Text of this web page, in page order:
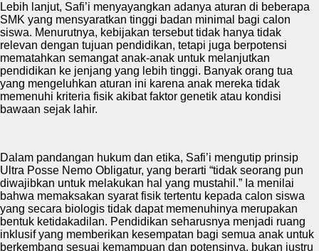
Lebih lanjut, Safi’i menyayangkan adanya aturan di beberapa
SMK yang mensyaratkan tinggi badan minimal bagi calon
siswa. Menurutnya, kebijakan tersebut tidak hanya tidak
relevan dengan tujuan pendidikan, tetapi juga berpotensi
mematahkan semangat anak-anak untuk melanjutkan
pendidikan ke jenjang yang lebih tinggi. Banyak orang tua
yang mengeluhkan aturan ini karena anak mereka tidak
memenuhi kriteria fisik akibat faktor genetik atau kondisi
bawaan sejak lahir.
Dalam pandangan hukum dan etika, Safi’i mengutip prinsip
Ultra Posse Nemo Obligatur, yang berarti “tidak seorang pun
diwajibkan untuk melakukan hal yang mustahil.” Ia menilai
bahwa memaksakan syarat fisik tertentu kepada calon siswa
yang secara biologis tidak dapat memenuhinya merupakan
bentuk ketidakadilan. Pendidikan seharusnya menjadi ruang
inklusif yang memberikan kesempatan bagi semua anak untuk
berkembang sesuai kemampuan dan potensinya, bukan justru